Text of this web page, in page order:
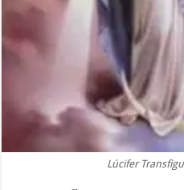
Lúcifer